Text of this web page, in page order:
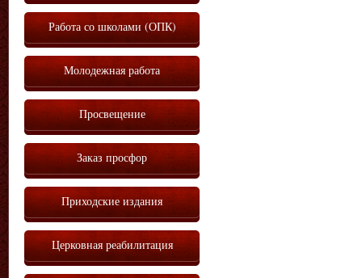
Работа со школами (ОПК)
Молодежная работа
Просвещение
Заказ просфор
Приходские издания
Церковная реабилитация